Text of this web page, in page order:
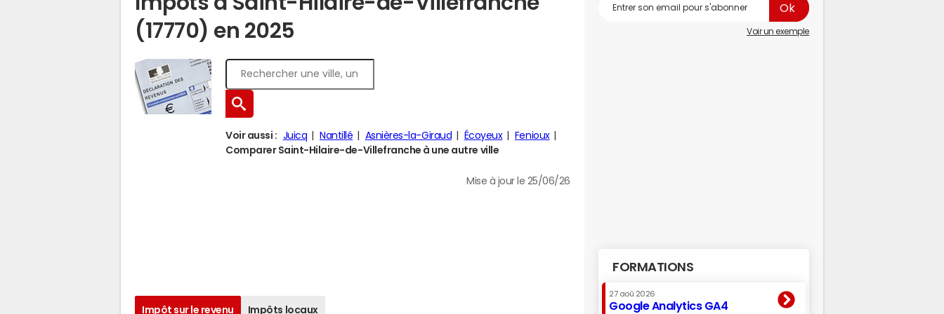
(17770) en 2025
Voir aussi : Juicq Nantillé Asnières-la-Giraud Écoyeux
Fenioux
Comparer Saint-Hilaire-de-Villefranche à une autre ville
Mise à jour le 25/06/26
Impôt sur le revenu Impôts locaux
Voir un exemple
FORMATIONS
27 aoû 2026
Google Analytics GA4